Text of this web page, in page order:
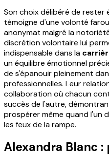
Son choix délibéré de rester
témoigne d'une volonté
anonymat malgré la
discrétion volontaire lui
indispensable dans la
un équilibre émotionnel
de s'épanouir pleinement
professionnelles. Leur
collaboration où chacun
succès de l'autre,
prospérer même quand l'un
les feux de la rampe.
Alexandra Blanc :